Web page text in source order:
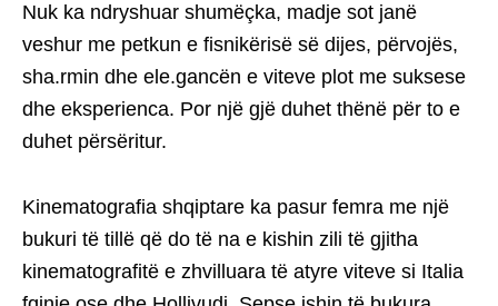
Nuk ka ndryshuar shumëçka, madje sot janë
veshur me petkun e fisnikërisë së dijes, përvojës,
sha.rmin dhe ele.gancën e viteve plot me suksese
dhe eksperienca. Por një gjë duhet thënë për to e
duhet përsëritur.
Kinematografia shqiptare ka pasur femra me një
bukuri të tillë që do të na e kishin zili të gjitha
kinematografitë e zhvilluara të atyre viteve si Italia